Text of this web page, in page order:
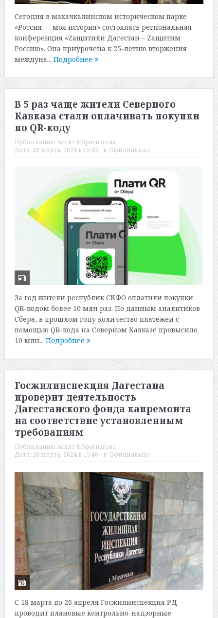
Сегодня в махачкалинском историческом парке
«Россия — моя история» состоялась региональная
конференция «Zащитили Дагестан – Zащитим
Россию». Она приурочена к 25-летию вторжения
междуна... Подробнее
В 5 раз чаще жители Северного
Кавказа стали оплачивать покупки
по QR-коду
Публикация: Асият Ибрагимова
Дата: 20 марта, 2024 в 15:42 в: Официально
За год жители республик СКФО оплатили покупки
QR-кодом более 10 млн раз. По данным аналитиков
Сбера, в прошлом году количество платежей с
помощью QR-кода на Северном Кавказе превысило
10 млн... Подробнее
Госжилинспекция Дагестана
проверит деятельность
Дагестанского фонда капремонта
на соответствие установленным
требованиям
Публикация: Асият Ибрагимова
Дата: 20 марта, 2024 в 15:40 в: Официально
С 18 марта по 26 апреля Госжилинспекция РД
проводит плановые контрольно-надзорные